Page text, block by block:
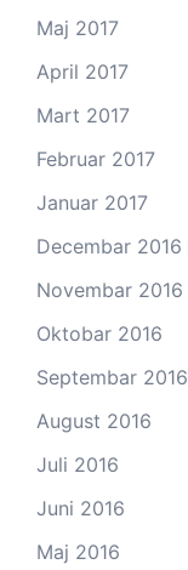
Maj 2017
April 2017
Mart 2017
Februar 2017
Januar 2017
Decembar 2016
Novembar 2016
Oktobar 2016
Septembar 2016
August 2016
Juli 2016
Juni 2016
Maj 2016